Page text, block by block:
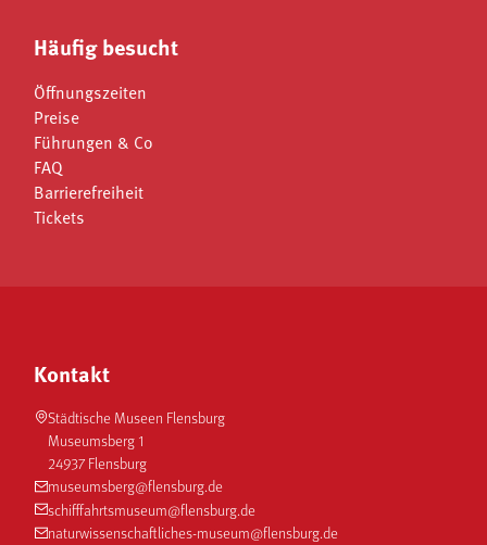
Häufig besucht
Öffnungszeiten
Preise
Führungen & Co
FAQ
Barrierefreiheit
Tickets
Kontakt
Städtische Museen Flensburg
Museumsberg 1
24937 Flensburg
museumsberg@flensburg.de
schifffahrtsmuseum@flensburg.de
naturwissenschaftliches-museum@flensburg.de